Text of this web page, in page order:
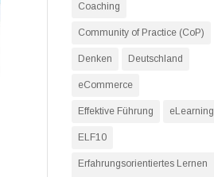
Coaching
Community of Practice (CoP)
Denken Deutschland
eCommerce
Effektive Führung eLearning
ELF10
Erfahrungsorientiertes Lernen